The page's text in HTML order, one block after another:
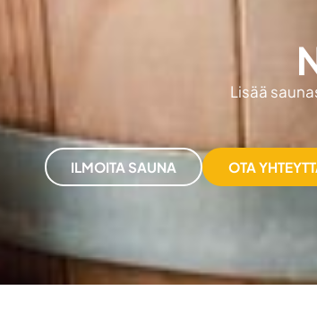
Lisää
ILMOITA SAUNA OTA